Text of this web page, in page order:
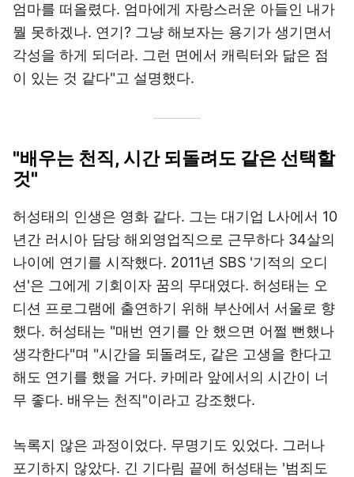
엄마를 떠올렸다. 엄마에게 자랑스러운 아들인 내가
뭘 못하겠나. 연기? 그냥 해보자는 용기가 생기면서
각성을 하게 되더라. 그런 면에서 캐릭터와 닮은 점
이 있는 것 같다"고 설명했다.
"배우는 천직, 시간 되돌려도 같은 선택할
것"
허성태의 인생은 영화 같다. 그는 대기업 L사에서 10
년간 러시아 담당 해외영업직으로 근무하다 34살의
나이에 연기를 시작했다. 2011년 SBS '기적의 오디
션'은 그에게 기회이자 꿈의 무대였다. 허성태는 오
디션 프로그램에 출연하기 위해 부산에서 서울로 향
했다. 허성태는 "매번 연기를 안 했으면 어쩔 뻔했나
생각한다"며 "시간을 되돌려도, 같은 고생을 한다고
해도 연기를 했을 거다. 카메라 앞에서의 시간이 너
무 좋다. 배우는 천직"이라고 강조했다.
녹록지 않은 과정이었다. 무명기도 있었다. 그러나
포기하지 않았다. 긴 기다림 끝에 허성태는 '범죄도